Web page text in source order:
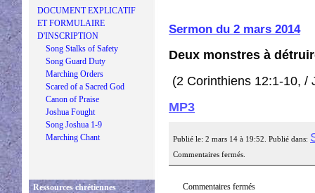
DOCUMENT EXPLICATIF
ET FORMULAIRE
D'INSCRIPTION
Song Stalks of Safety
Song Guard Duty
Marching Orders
Scared of a Sacred God
Canon of Praise
Joshua Fought
Song Joshua 1-9
Marching Chant
Ressources chrétiennes
Sermon du 2 mars 2014
Deux monstres à
(2 Corinthiens 12:1-10, /
MP3
Publié le: 2 mars 14 à 19:52. Publié dans:
Commentaires fermés.
Commentaires fermés